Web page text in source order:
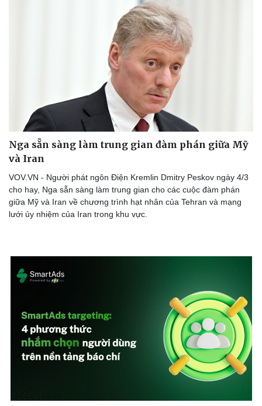
Lịch thi đấu bóng đá
Thế giới thể thao
eSports
Xe máy
Nga sẵn sàng làm trung gian đàm phán giữa Mỹ
và Iran
VOV.VN - Người phát ngôn Điện Kremlin Dmitry Peskov ngày 4/3
cho hay, Nga sẵn sàng làm trung gian cho các cuộc đàm phán
giữa Mỹ và Iran về chương trình hạt nhân của Tehran và mạng
lưới ủy nhiệm của Iran trong khu vực.